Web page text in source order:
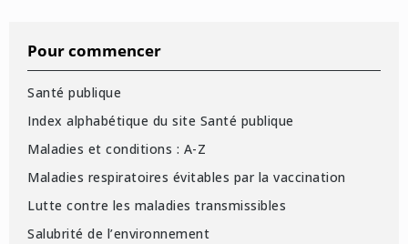
Pour commencer
Santé publique
Index alphabétique du site Santé publique
Maladies et conditions : A-Z
Maladies respiratoires évitables par la vaccination
Lutte contre les maladies transmissibles
Salubrité de l’environnement